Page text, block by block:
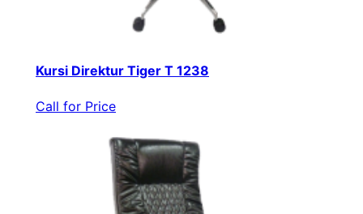
Kursi Direktur Tiger T 1238
Call for Price